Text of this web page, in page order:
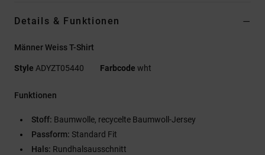
Details & Funktionen
Männer Weiss T-Shirt
Style ADYZT05440 Farbcode wht
Funktionen
Stoff: Baumwolle, recycelte Baumwoll-Jersey
Passform: Standard Fit
Hals: Rundhalsausschnitt